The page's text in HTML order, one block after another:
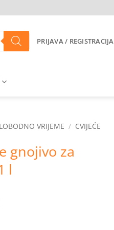
PRIJAVA / REGISTRACIJA
VRIJEME / CVIJEĆE
gnojivo za
l